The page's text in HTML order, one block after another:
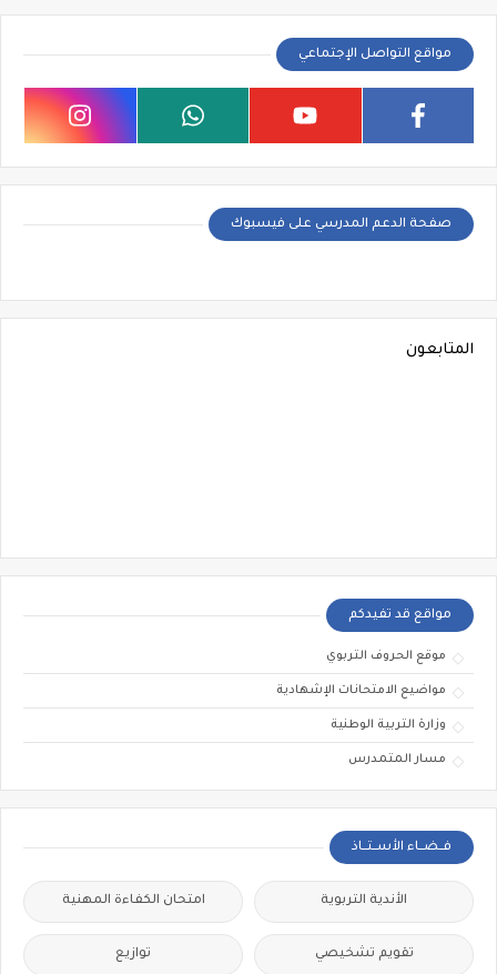
مواقع التواصل الإجتماعي
صفحة الدعم المدرسي على فيسبوك
المتابعون
مواقع قد تفيدكم
موقع الحروف التربوي
مواضيع الامتحانات الإشهادية
وزارة التربية الوطنية
مسار المتمدرس
فــضــاء الأســتــاذ
الأندية التربوية امتحان الكفاءة المهنية
تقويم تشخيصي توازيع